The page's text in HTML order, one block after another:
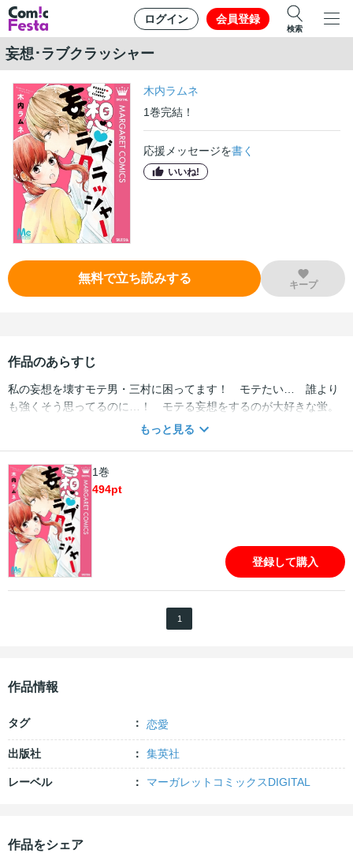
ログイン 会員登録
検索
妄想･ラブクラッシャー
木内ラムネ
1巻完結！
応援メッセージを書く
いいね!
無料で立ち読みする キープ
作品のあらすじ
私の妄想を壊すモテ男・三村に困ってます！ モテたい… 誰より
も強くそう思ってるのに…！ モテる妄想をするのが大好きな蛍。
だけど、現実は全然モテない。そんな蛍の頭の中を知ってる三村が
公が恋に学校にがんばる！ 読みきり4本収録です。 【収録作品】
妄想クラッシャー／通行人Aの物語／咲けないサクラ／Love is blind
もっと見る
1巻
494pt
登録して購入
1
作品情報
タグ 恋愛
出版社 集英社
レーベル マーガレットコミックスDIGITAL
作品をシェア